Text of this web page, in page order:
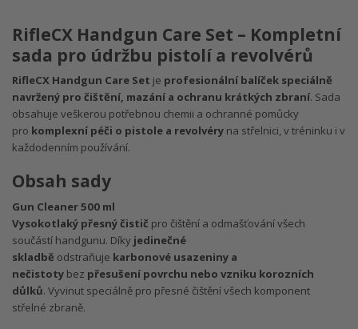
RifleCX Handgun Care Set – Kompletní
sada pro údržbu pistolí a revolvérů
RifleCX Handgun Care Set je profesionální balíček speciálně
navržený pro čištění, mazání a ochranu krátkých zbraní. Sada
obsahuje veškerou potřebnou chemii a ochranné pomůcky
pro komplexní péči o pistole a revolvéry na střelnici, v tréninku i v
každodenním používání.
Obsah sady
Gun Cleaner 500 ml
Vysokotlaký přesný čistič pro čištění a odmašťování všech
součástí handgunu. Díky jedinečné
skladbě odstraňuje karbonové usazeniny a
nečistoty bez přesušení povrchu nebo vzniku korozních
důlků. Vyvinut speciálně pro přesné čištění všech komponent
střelné zbraně.